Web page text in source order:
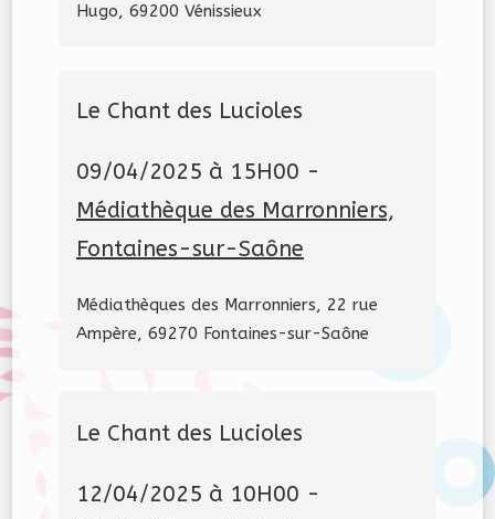
Hugo, 69200 Vénissieux
Le Chant des Lucioles
09/04/2025 à 15H00 -
Médiathèque des Marronniers,
Fontaines-sur-Saône
Médiathèques des Marronniers, 22 rue
Ampère, 69270 Fontaines-sur-Saône
Le Chant des Lucioles
12/04/2025 à 10H00 -